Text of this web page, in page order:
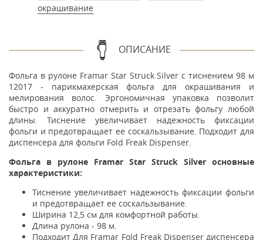
окрашивание
ОПИСАНИЕ
Фольга в рулоне Framar Star Struck Silver с тиснением 98 м
12017 - парикмахерская фольга для окрашивания и
мелирования волос. Эргономичная упаковка позволит
быстро и аккуратно отмерить и отрезать фольгу любой
длины. Тиснение увеличивает надежность фиксации
фольги и предотвращает ее соскальзывание. Подходит для
диспенсера для фольги Fold Freak Dispenser.
Фольга в рулоне Framar Star Struck Silver основные
характеристики:
Тиснение увеличивает надежность фиксации фольги
и предотвращает ее соскальзывание.
Ширина 12,5 см для комфортной работы.
Длина рулона - 98 м.
Подходит Для Framar Fold Freak Dispenser диспенсера